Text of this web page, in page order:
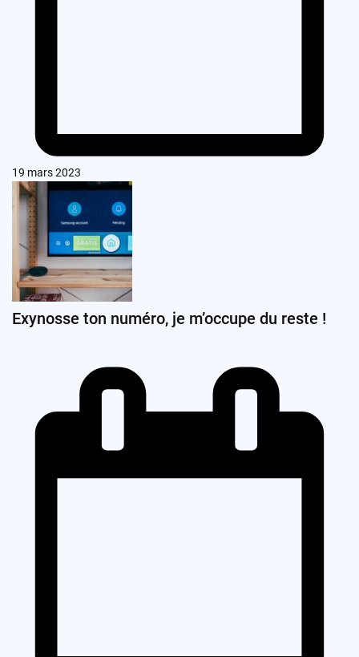
19 mars 2023
Exynosse ton numéro, je m’occupe du reste !